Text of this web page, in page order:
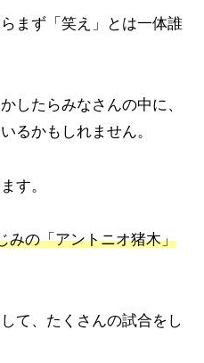
まず「笑え」とは一体誰
したらみなさんの中に、
るかもしれません。
す。
みの「アントニオ猪木」
て、たくさんの試合をし